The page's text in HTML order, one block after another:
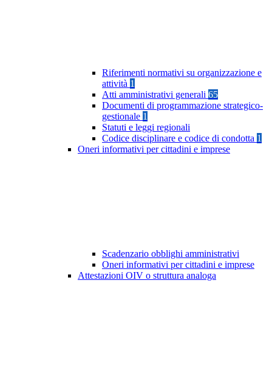
Riferimenti normativi su organizzazione e
attività 1
Atti amministrativi generali 65
Documenti di programmazione strategico-
gestionale 1
Statuti e leggi regionali
Codice disciplinare e codice di condotta 1
Oneri informativi per cittadini e imprese
Scadenzario obblighi amministrativi
Oneri informativi per cittadini e imprese
Attestazioni OIV o struttura analoga